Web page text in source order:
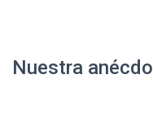
Nuestra